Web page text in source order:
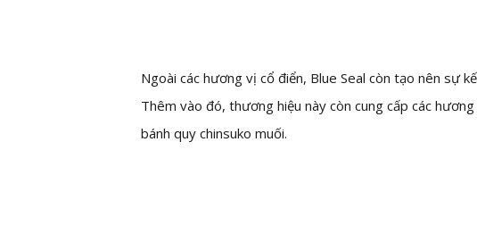
Ngoài các hương vị cổ điển, Blue Seal còn tạo nên sự
Thêm vào đó, thương hiệu này còn cung cấp các
bánh quy chinsuko muối.